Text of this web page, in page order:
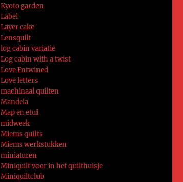
Kyoto garden
Label
Layer cake
Lensquilt
log cabin variatie
Log cabin with a twist
Love Entwined
Love letters
machinaal quilten
Mandela
Map en etui
midweek
Miems quilts
Miems werkstukken
miniaturen
Miniquilt voor in het quilthuisje
Miniquiltclub